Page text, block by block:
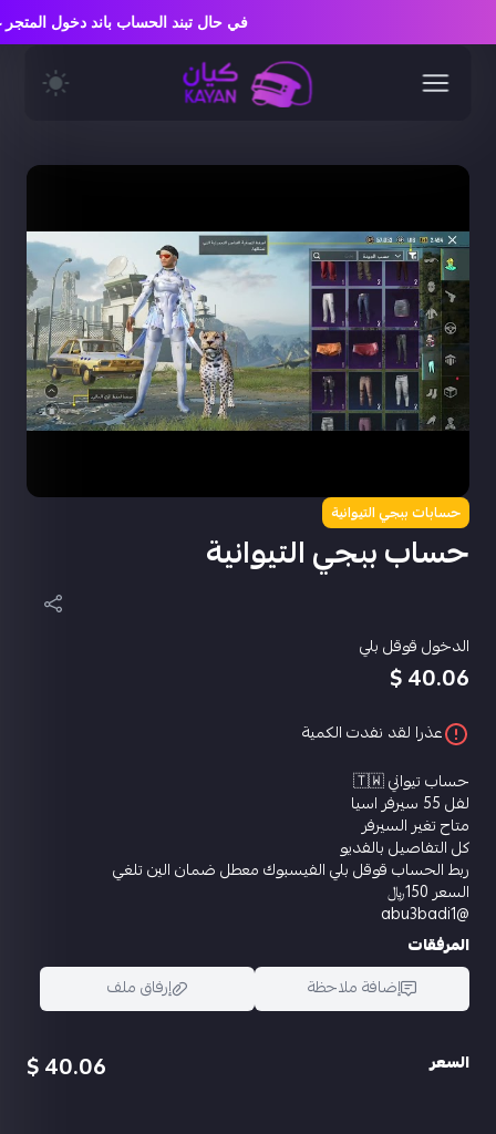
حسابات ببجي التيوانية
حساب ببجي التيوانية
الدخول قوقل بلي
40.06 $
عذرا لقد نفدت الكمية
حساب تيواني 🇹🇼
لفل 55 سيرفر اسيا
متاح تغير السيرفر
كل التفاصيل بالفديو
ربط الحساب قوقل بلي الفيسبوك معطل ضمان الين تلغي
السعر 150﷼
@abu3badi1
المرفقات
إضافة ملاحظة
إرفاق ملف
السعر 40.06 $
في حال تبند الحساب باند دخول